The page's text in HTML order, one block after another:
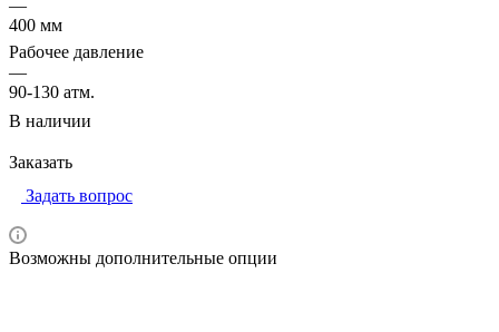
—
400 мм
Рабочее давление
—
90-130 атм.
В наличии
Заказать
Задать вопрос
Возможны дополнительные опции